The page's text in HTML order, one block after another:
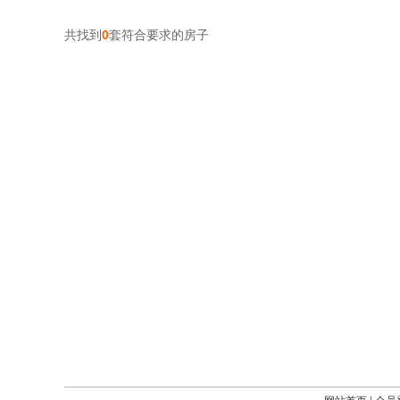
共找到 0套符合要求的房子